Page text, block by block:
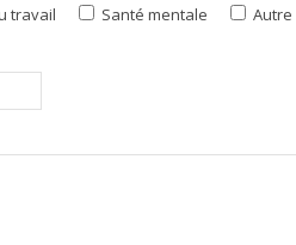
travail Santé mentale Autre